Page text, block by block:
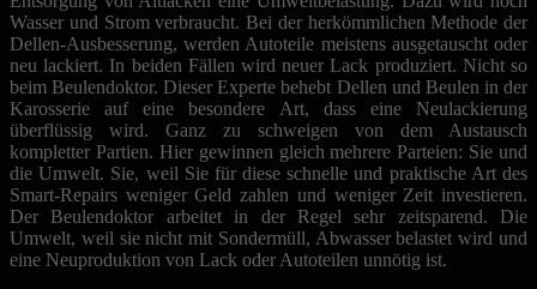
Wasser und Strom verbraucht. Bei der herkömmlichen Methode der
Dellen-Ausbesserung, werden Autoteile meistens ausgetauscht oder
neu lackiert. In beiden Fällen wird neuer Lack produziert. Nicht so
beim Beulendoktor. Dieser Experte behebt Dellen und Beulen in der
Karosserie auf eine besondere Art, dass eine Neulackierung
überflüssig wird. Ganz zu schweigen von dem Austausch
kompletter Partien. Hier gewinnen gleich mehrere Parteien: Sie und
die Umwelt. Sie, weil Sie für diese schnelle und praktische Art des
Smart-Repairs weniger Geld zahlen und weniger Zeit investieren.
Der Beulendoktor arbeitet in der Regel sehr zeitsparend. Die
Umwelt, weil sie nicht mit Sondermüll, Abwasser belastet wird und
eine Neuproduktion von Lack oder Autoteilen unnötig ist.